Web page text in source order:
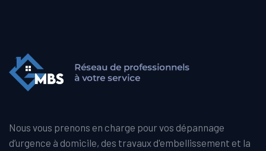
Nous vous prenons en charge pour vos dépannage
d’urgence à domicile, des travaux d'embellissement et la